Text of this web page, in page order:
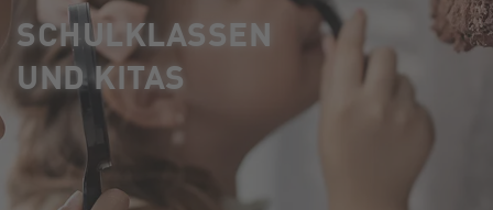
SCHULKLASSEN
UND KITAS